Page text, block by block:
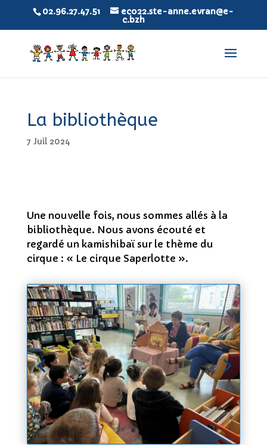
02.96.27.47.51 eco22.ste-anne.evran@e-
c.bzh
La bibliothèque
7 Juil 2024
Une nouvelle fois, nous sommes allés à la
bibliothèque. Nous avons écouté et
regardé un kamishibaï sur le thème du
cirque : « Le cirque Saperlotte ».